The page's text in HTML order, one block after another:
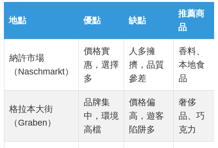
地點 優點 缺點
推薦商
品
納許市場
（Naschmarkt）
價格實
惠，選擇
多
人多擁
擠，品質
參差
香料、
本地食
品
格拉本大街
（Graben）
品牌集
中，環境
高檔
價格偏
高，遊客
陷阱多
奢侈
品、巧
克力